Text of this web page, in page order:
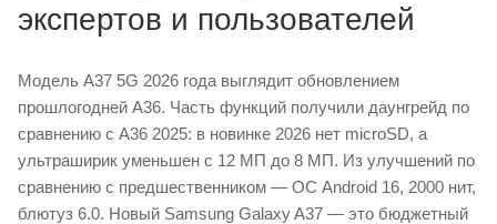
экспертов и пользователей
Модель A37 5G 2026 года выглядит обновлением
прошлогодней А36. Часть функций получили даунгрейд по
сравнению с А36 2025: в новинке 2026 нет microSD, а
ультраширик уменьшен с 12 МП до 8 МП. Из улучшений по
сравнению с предшественником — ОС Android 16, 2000 нит,
блютуз 6.0. Новый Samsung Galaxy A37 — это бюджетный